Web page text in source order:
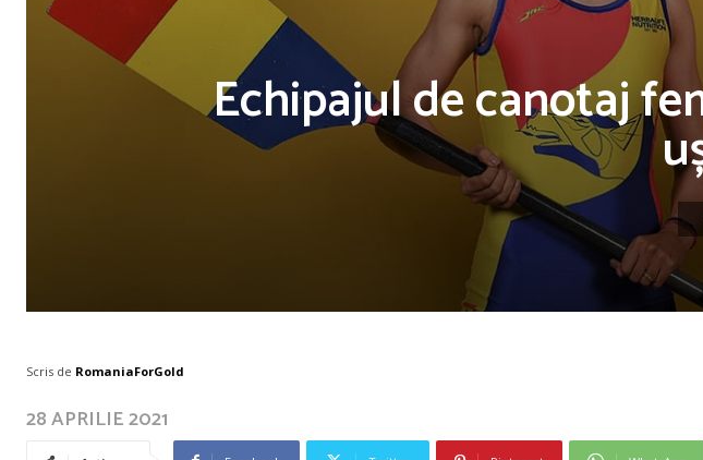
Echipajul de canotaj
Scris de RomaniaForGold
28 APRILIE 2021